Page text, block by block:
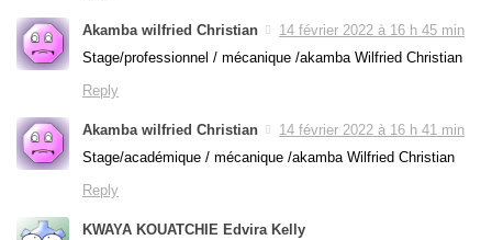
Akamba wilfried Christian
14 février 2022 à 16 h 45 min
Stage/professionnel / mécanique /akamba Wilfried Christian
Reply
Akamba wilfried Christian
14 février 2022 à 16 h 41 min
Stage/académique / mécanique /akamba Wilfried Christian
Reply
KWAYA KOUATCHIE Edvira Kelly